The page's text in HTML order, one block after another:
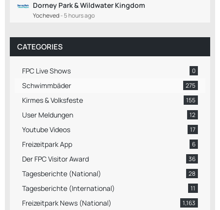
Dorney Park & Wildwater Kingdom
Yocheved-5 hours ago
CATEGORIES
FPC Live Shows 0
Schwimmbäder 275
Kirmes & Volksfeste 155
User Meldungen 12
Youtube Videos 17
Freizeitpark App 6
Der FPC Visitor Award 36
Tagesberichte (National) 28
Tagesberichte (International) 11
Freizeitpark News (National) 1,163